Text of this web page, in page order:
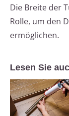
Die Breite der
Rolle, um den
ermöglichen.
Lesen Sie